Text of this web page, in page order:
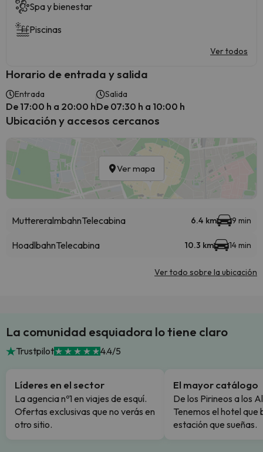
Spa y bienestar
Piscinas
Ver todos
Horario de entrada y salida
Entrada
De 17:00 h a 20:00 h
Salida
De 07:30 h a 10:00 h
Ubicación y accesos cercanos
Ver mapa
MuttereralmbahnTelecabina 6.4 km 9 min
HoadlbahnTelecabina 10.3 km 14 min
Ver todo sobre la ubicación
La comunidad esquiadora lo tiene claro
Trustpilot 4.4/5
Líderes en el sector
La agencia nº1 en viajes de esquí.
Ofertas exclusivas que no verás en
otro sitio.
El mayor catálogo
De los Pirineos a los
Tenemos el hotel que
estación que sueñas.